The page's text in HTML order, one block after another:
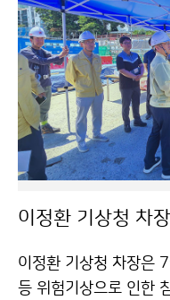
이정환 기상청 차장은
등 위험기상으로 인한